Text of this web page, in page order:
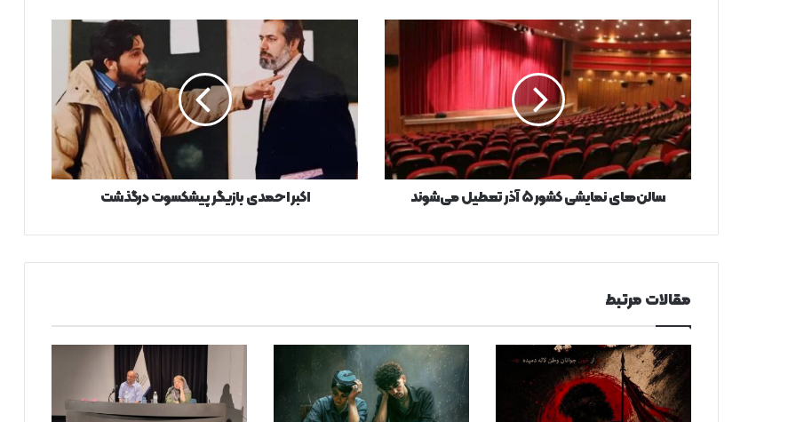
سالن‌های
نمایشی
کشور
۵
آذر
تعطیل
می‌شوند
سالن‌های نمایشی کشور ۵ آذر تعطیل می‌شوند
درگذشت
اکبر احمدی بازیگر پیشکسوت درگذشت
مقالات مرتبط